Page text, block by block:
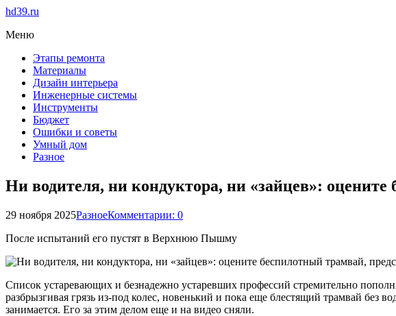
hd39.ru
Меню
Этапы ремонта
Материалы
Дизайн интерьера
Инженерные системы
Инструменты
Бюджет
Ошибки и советы
Умный дом
Разное
Ни водителя, ни кондуктора, ни «зайцев»:
29 ноября 2025РазноеКомментарии: 0
После испытаний его пустят в Верхнюю Пышму
Список устаревающих и безнадежно устаревших профессий стремительно
разбрызгивая грязь из-под колес, новенький и пока еще блестящий трамвай
занимается. Его за этим делом еще и на видео сняли.